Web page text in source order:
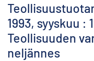
1993, syyskuu :
Teollisuuden
neljännes